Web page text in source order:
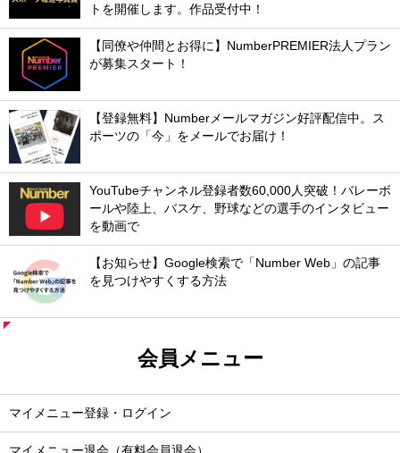
トを開催します。作品受付中！
【同僚や仲間とお得に】NumberPREMIER法人プラン
が募集スタート！
【登録無料】Numberメールマガジン好評配信中。ス
ポーツの「今」をメールでお届け！
YouTubeチャンネル登録者数60,000人突破！バレーボ
ールや陸上、バスケ、野球などの選手のインタビュー
を動画で
【お知らせ】Google検索で「Number Web」の記事
を見つけやすくする方法
会員メニュー
マイメニュー登録・ログイン